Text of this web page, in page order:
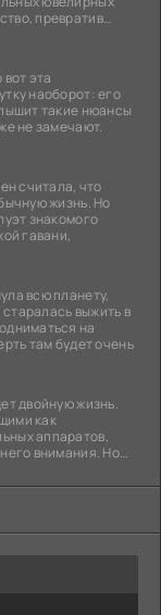
превратив
эта
наоборот: его
такие нюансы
не замечают.
считала, что
жизнь. Но
знакомого
гавани,
всю планету,
выжить в
на
там будет очень
двойную жизнь.
как
аппаратов,
внимания. Но